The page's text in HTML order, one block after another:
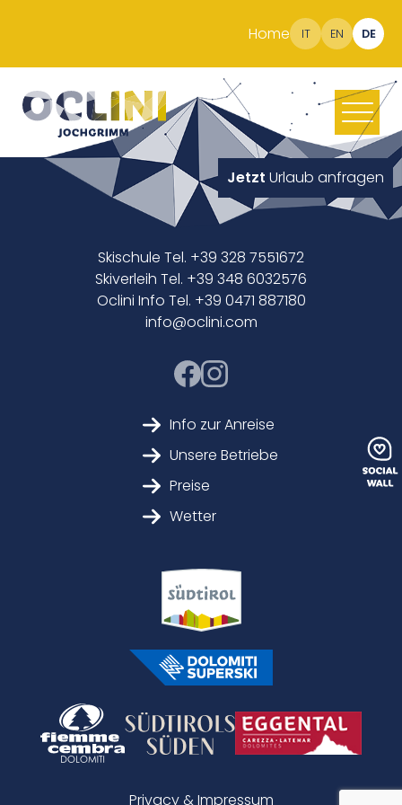
Home IT EN DE
Jetzt Urlaub anfragen
Skischule Tel. +39 328 7551672
Skiverleih Tel. +39 348 6032576
Oclini Info Tel. +39 0471 887180
info@oclini.com
Info zur Anreise
Unsere Betriebe
Preise
Wetter
Privacy & Impressum